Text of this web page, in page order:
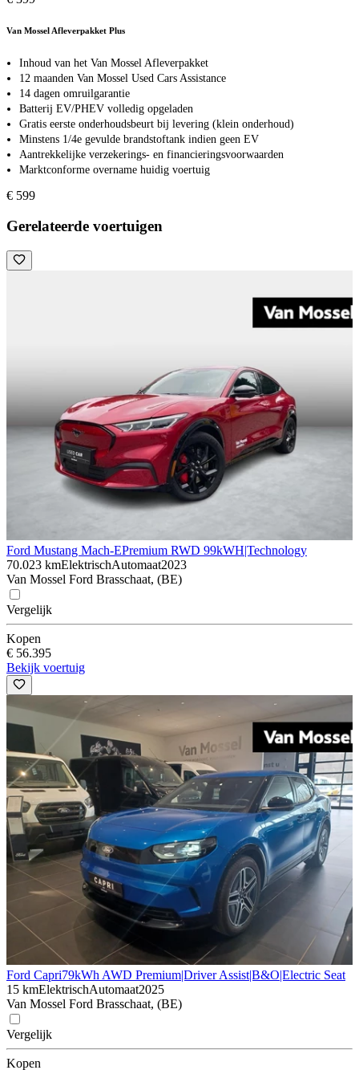
Van Mossel Afleverpakket Plus
Inhoud van het Van Mossel Afleverpakket
12 maanden Van Mossel Used Cars Assistance
14 dagen omruilgarantie
Batterij EV/PHEV volledig opgeladen
Gratis eerste onderhoudsbeurt bij levering (klein onderhoud)
Minstens 1/4e gevulde brandstoftank indien geen EV
Aantrekkelijke verzekerings- en financieringsvoorwaarden
Marktconforme overname huidig voertuig
€ 599
Gerelateerde voertuigen
Ford Mustang Mach-EPremium RWD 99kWH|Technology
70.023 kmElektrischAutomaat2023
Van Mossel Ford Brasschaat, (BE)
Vergelijk
Kopen
€ 56.395
Bekijk voertuig
Ford Capri79kWh AWD Premium|Driver Assist|B&O|Electric Seat
15 kmElektrischAutomaat2025
Van Mossel Ford Brasschaat, (BE)
Vergelijk
Kopen